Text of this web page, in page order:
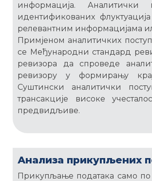
информација.
идентификованих
релевантним информацијама
Примјеном аналитичких
се Међународни стандард
ревизора да спроведе
ревизору у формирању
Суштински аналитички
трансакције високе
предвидљиве.
Анализа прикупљених
Прикупљање података само